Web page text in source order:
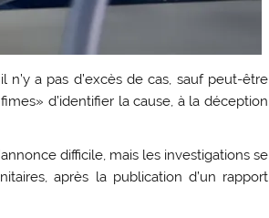
a pas d’excès de cas, sauf peut-être
d’identifier la cause, à la déception
difficile, mais les investigations se
après la publication d’un rapport